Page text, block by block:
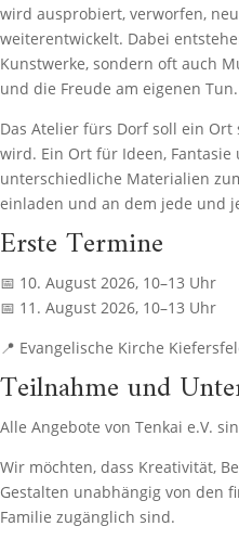
wird ausprobiert, verworfen,
weiterentwickelt. Dabei
Kunstwerke, sondern oft auch
und die Freude am eigenen Tun.
Das Atelier fürs Dorf soll ein
wird. Ein Ort für Ideen, Fantasie
unterschiedliche Materialien
einladen und an dem jede und
Erste Termine
📅 10. August 2026, 10–13 Uhr
📅 11. August 2026, 10–13 Uhr
📍 Evangelische Kirche
Teilnahme und
Alle Angebote von Tenkai e.V.
Wir möchten, dass Kreativität,
Gestalten unabhängig von den
Familie zugänglich sind.